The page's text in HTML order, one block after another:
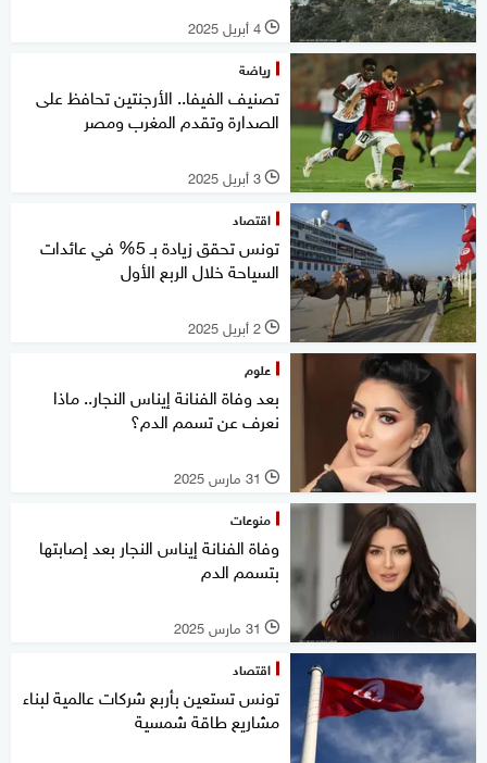
l 4 أبريل 2025
رياضة
تصنيف الفيفا.. الأرجنتين تحافظ على
الصدارة وتقدم المغرب ومصر
l 3 أبريل 2025
اقتصاد
تونس تحقق زيادة بـ 5% في عائدات
السياحة خلال الربع الأول
l 2 أبريل 2025
علوم
بعد وفاة الفنانة إيناس النجار.. ماذا
نعرف عن تسمم الدم؟
l 31 مارس 2025
منوعات
وفاة الفنانة إيناس النجار بعد إصابتها
بتسمم الدم
l 31 مارس 2025
اقتصاد
تونس تستعين بأربع شركات عالمية لبناء
مشاريع طاقة شمسية